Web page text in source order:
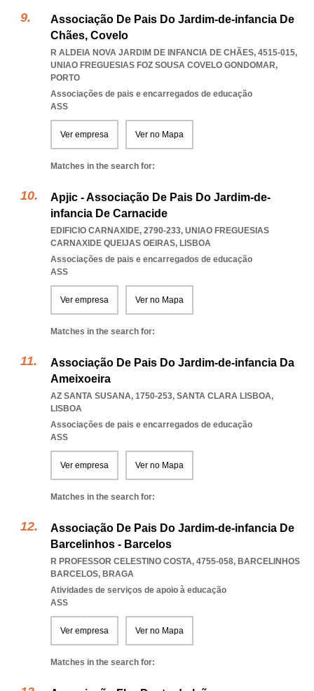
Associação De Pais Do Jardim-de-infancia De
Chães, Covelo
R ALDEIA NOVA JARDIM DE INFANCIA DE CHÃES, 4515-015,
UNIAO FREGUESIAS FOZ SOUSA COVELO GONDOMAR,
PORTO
Associações de pais e encarregados de educação
ASS
Ver empresa Ver no Mapa
Matches in the search for:
Apjic - Associação De Pais Do Jardim-de-
infancia De Carnacide
EDIFICIO CARNAXIDE, 2790-233, UNIAO FREGUESIAS
CARNAXIDE QUEIJAS OEIRAS, LISBOA
Associações de pais e encarregados de educação
ASS
Ver empresa Ver no Mapa
Matches in the search for:
Associação De Pais Do Jardim-de-infancia Da
Ameixoeira
AZ SANTA SUSANA, 1750-253, SANTA CLARA LISBOA,
LISBOA
Associações de pais e encarregados de educação
ASS
Ver empresa Ver no Mapa
Matches in the search for:
Associação De Pais Do Jardim-de-infancia De
Barcelinhos - Barcelos
R PROFESSOR CELESTINO COSTA, 4755-058, BARCELINHOS
BARCELOS, BRAGA
Atividades de serviços de apoio à educação
ASS
Ver empresa Ver no Mapa
Matches in the search for: